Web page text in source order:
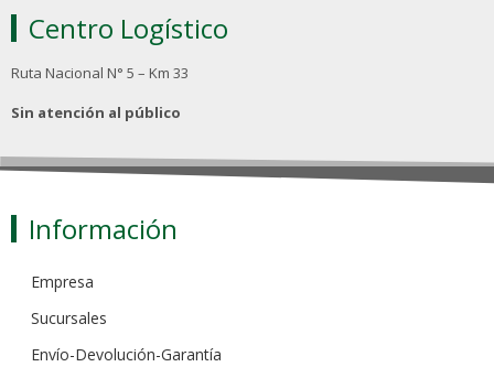
Centro Logístico
Ruta Nacional N° 5 – Km 33
Sin atención al público
Información
Empresa
Sucursales
Envío-Devolución-Garantía